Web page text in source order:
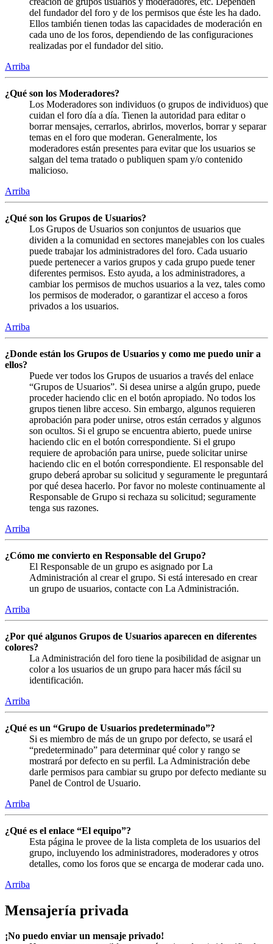
del fundador del foro y de los permisos que éste les ha dado.
Ellos también tienen todas las capacidades de moderación en
cada uno de los foros, dependiendo de las configuraciones
realizadas por el fundador del sitio.
Arriba
¿Qué son los Moderadores?
Los Moderadores son individuos (o grupos de individuos) que
cuidan el foro día a día. Tienen la autoridad para editar o
borrar mensajes, cerrarlos, abrirlos, moverlos, borrar y separar
temas en el foro que moderan. Generalmente, los
moderadores están presentes para evitar que los usuarios se
salgan del tema tratado o publiquen spam y/o contenido
malicioso.
Arriba
¿Qué son los Grupos de Usuarios?
Los Grupos de Usuarios son conjuntos de usuarios que
dividen a la comunidad en sectores manejables con los cuales
puede trabajar los administradores del foro. Cada usuario
puede pertenecer a varios grupos y cada grupo puede tener
diferentes permisos. Esto ayuda, a los administradores, a
cambiar los permisos de muchos usuarios a la vez, tales como
los permisos de moderador, o garantizar el acceso a foros
privados a los usuarios.
Arriba
¿Donde están los Grupos de Usuarios y como me puedo unir a
ellos?
Puede ver todos los Grupos de usuarios a través del enlace
“Grupos de Usuarios”. Si desea unirse a algún grupo, puede
proceder haciendo clic en el botón apropiado. No todos los
grupos tienen libre acceso. Sin embargo, algunos requieren
aprobación para poder unirse, otros están cerrados y algunos
son ocultos. Si el grupo se encuentra abierto, puede unirse
haciendo clic en el botón correspondiente. Si el grupo
requiere de aprobación para unirse, puede solicitar unirse
haciendo clic en el botón correspondiente. El responsable del
grupo deberá aprobar su solicitud y seguramente le preguntará
por qué desea hacerlo. Por favor no moleste continuamente al
Responsable de Grupo si rechaza su solicitud; seguramente
tenga sus razones.
Arriba
¿Cómo me convierto en Responsable del Grupo?
El Responsable de un grupo es asignado por La
Administración al crear el grupo. Si está interesado en crear
un grupo de usuarios, contacte con La Administración.
Arriba
¿Por qué algunos Grupos de Usuarios aparecen en diferentes
colores?
La Administración del foro tiene la posibilidad de asignar un
color a los usuarios de un grupo para hacer más fácil su
identificación.
Arriba
¿Qué es un “Grupo de Usuarios predeterminado”?
Si es miembro de más de un grupo por defecto, se usará el
“predeterminado” para determinar qué color y rango se
mostrará por defecto en su perfil. La Administración debe
darle permisos para cambiar su grupo por defecto mediante su
Panel de Control de Usuario.
Arriba
¿Qué es el enlace “El equipo”?
Esta página le provee de la lista completa de los usuarios del
grupo, incluyendo los administradores, moderadores y otros
detalles, como los foros que se encarga de moderar cada uno.
Arriba
Mensajería privada
¡No puedo enviar un mensaje privado!